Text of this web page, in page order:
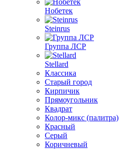
Нобетек
Steinrus
Группа ЛСР
Stellard
Классика
Старый город
Кирпичик
Прямоугольник
Квадрат
Колор-микс (палитра)
Красный
Серый
Коричневый